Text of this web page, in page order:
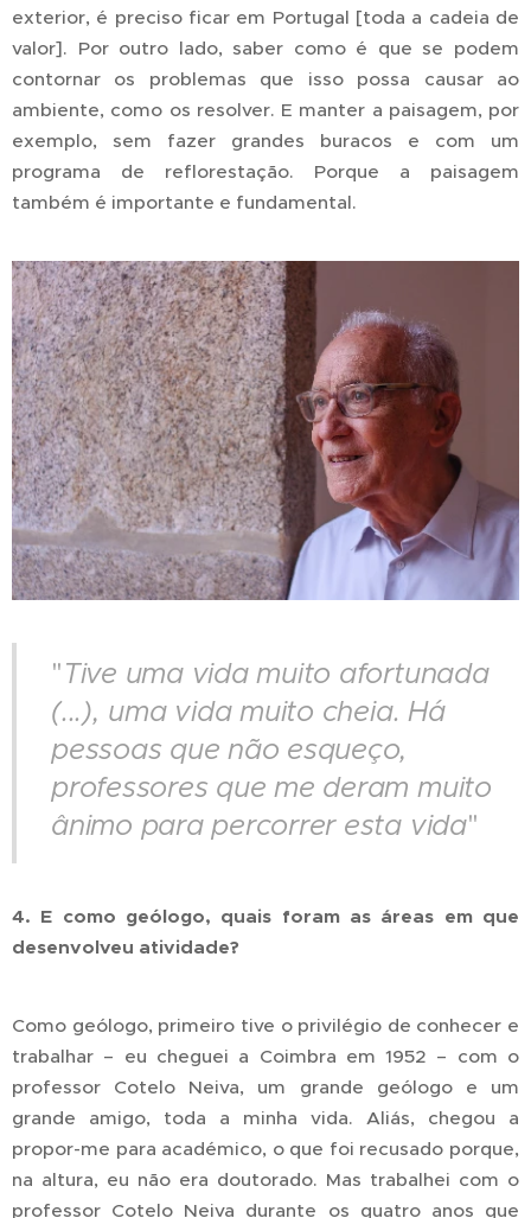
exterior, é preciso ficar em Portugal [toda a cadeia de
valor]. Por outro lado, saber como é que se podem
contornar os problemas que isso possa causar ao
ambiente, como os resolver. E manter a paisagem, por
exemplo, sem fazer grandes buracos e com um
programa de reflorestação. Porque a paisagem
também é importante e fundamental.
"Tive uma vida muito afortunada
(...), uma vida muito cheia. Há
pessoas que não esqueço,
professores que me deram muito
ânimo para percorrer esta vida"
4. E como geólogo, quais foram as áreas em que
desenvolveu atividade?
Como geólogo, primeiro tive o privilégio de conhecer e
trabalhar – eu cheguei a Coimbra em 1952 – com o
professor Cotelo Neiva, um grande geólogo e um
grande amigo, toda a minha vida. Aliás, chegou a
propor-me para académico, o que foi recusado porque,
na altura, eu não era doutorado. Mas trabalhei com o
professor Cotelo Neiva durante os quatro anos que